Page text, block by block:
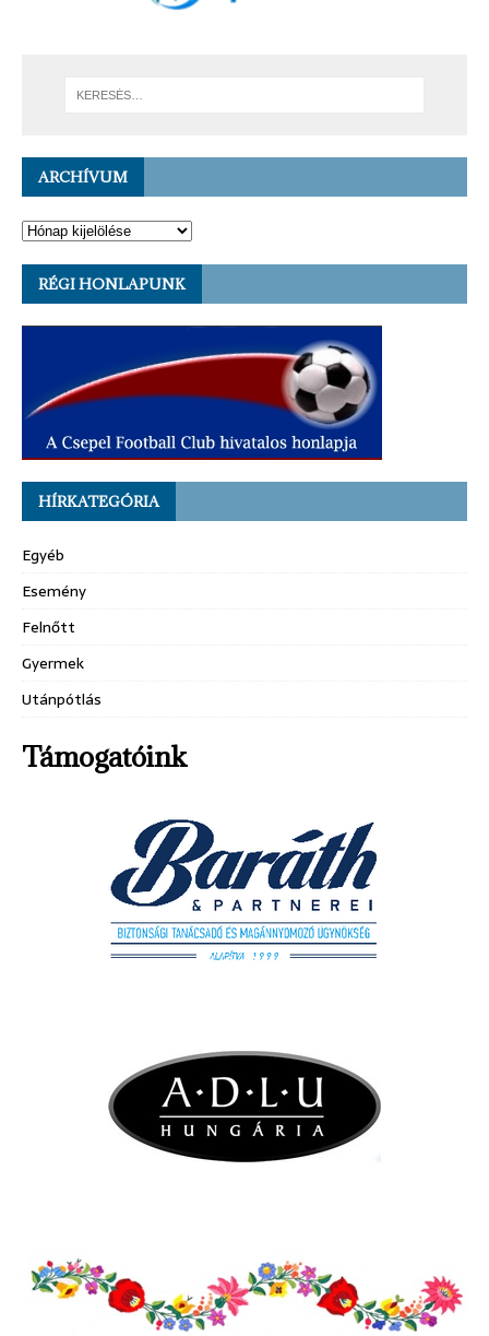
ARCHÍVUM
RÉGI HONLAPUNK
HÍRKATEGÓRIA
Egyéb
Esemény
Felnőtt
Gyermek
Utánpótlás
Támogatóink